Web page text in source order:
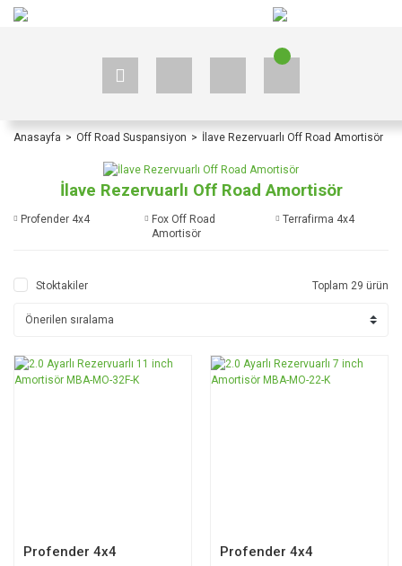
Anasayfa Off Road Suspansiyon İlave Rezervuarlı Off Road Amortisör
İlave Rezervuarlı Off Road Amortisör
Profender 4x4
Fox Off Road
Amortisör
Terrafirma 4x4
Stoktakiler Toplam 29 ürün
Profender 4x4 Profender 4x4